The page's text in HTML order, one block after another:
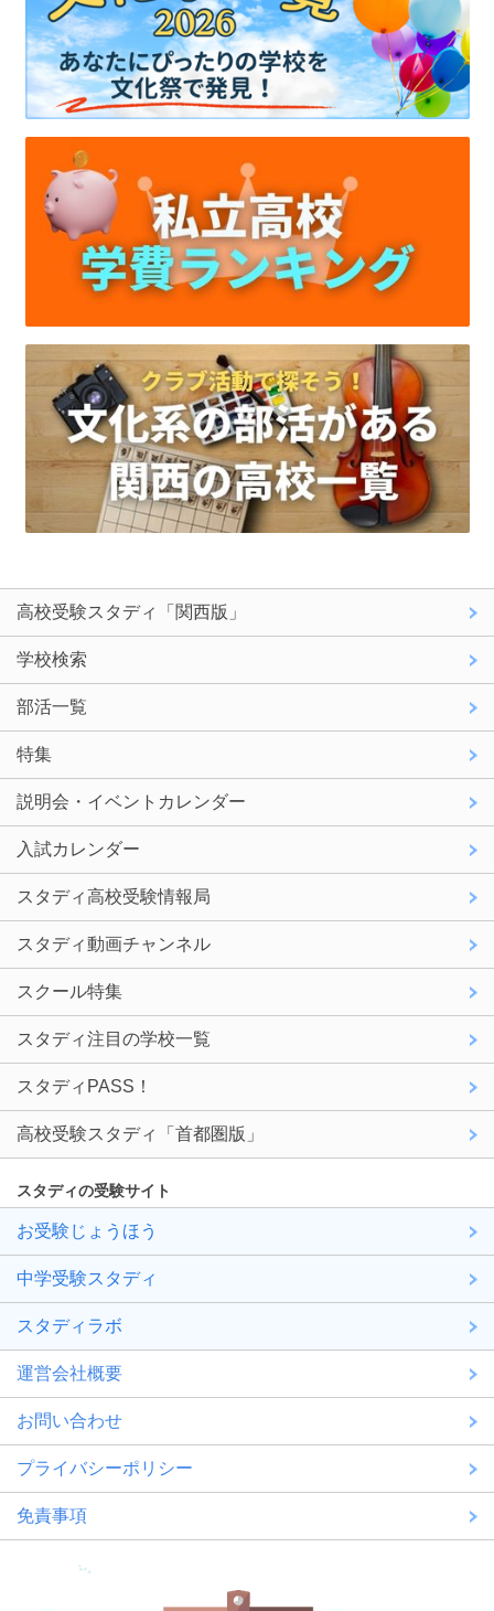
高校受験スタディ「関西版」
学校検索
部活一覧
特集
説明会・イベントカレンダー
入試カレンダー
スタディ高校受験情報局
スタディ動画チャンネル
スクール特集
スタディ注目の学校一覧
スタディPASS！
高校受験スタディ「首都圏版」
スタディの受験サイト
お受験じょうほう
中学受験スタディ
スタディラボ
運営会社概要
お問い合わせ
プライバシーポリシー
免責事項